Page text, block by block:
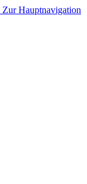
Zur Hauptnavigation